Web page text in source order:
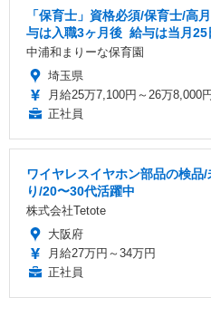
「保育士」資格必須/保育士/️高
与は入職3ヶ月後 ️ 給与は当月25
中浦和まりーな保育園
埼玉県
月給25万7,100円～26万8,000円
正社員
ワイヤレスイヤホン部品の検品
り/20〜30代活躍中
株式会社Tetote
大阪府
月給27万円～34万円
正社員